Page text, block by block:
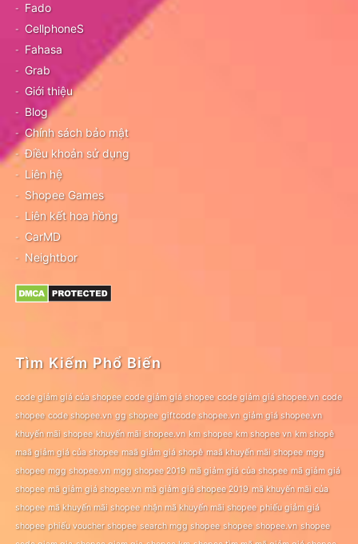
Fado
CellphoneS
Fahasa
Grab
Giới thiệu
Blog
Chính sách bảo mật
Điều khoản sử dụng
Liên hệ
Shopee Games
Liên kết hoa hồng
CarMD
Neightbor
Tìm Kiếm Phổ Biến
code giảm giá của shopee code giảm giá shopee code giảm giá shopee.vn code
shopee code shopee.vn gg shopee giftcode shopee.vn giảm giá shopee.vn
khuyến mãi shopee khuyến mãi shopee.vn km shopee km shopee vn km shopê
maã giảm giá của shopee maã giảm giá shopê maã khuyến mãi shopee mgg
shopee mgg shopee.vn mgg shopee 2019 mã giảm giá của shopee mã giảm giá
shopee mã giảm giá shopee.vn mã giảm giá shopee 2019 mã khuyến mãi của
shopee mã khuyến mãi shopee nhận mã khuyến mãi shopee phiếu giảm giá
shopee phiếu voucher shopee search mgg shopee shopee shopee.vn shopee